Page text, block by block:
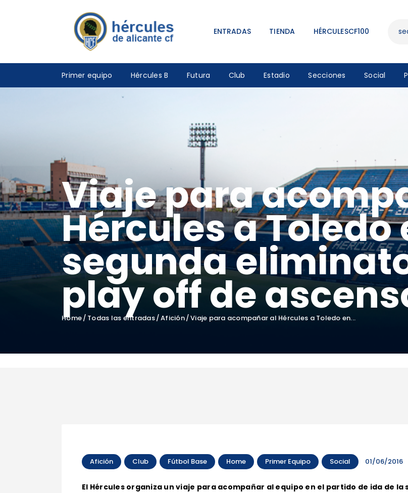
ENTRADAS TIENDA HÉRCULESCF100
Primer equipo Hércules B Futura Club Estadio Secciones Social
Viaje para
Hércules a Toledo
segunda
play off de
Home Todas las entradas Afición Viaje para acompañar al Hércules a Toledo en...
TIENDA
Afición Club Fútbol Base Home Primer Equipo Social 01/06/2016
El Hércules organiza un viaje para acompañar al equipo en el partido de ida de